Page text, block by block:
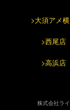
>大須アメ
>西尾店
>高浜店
株式会社ラ